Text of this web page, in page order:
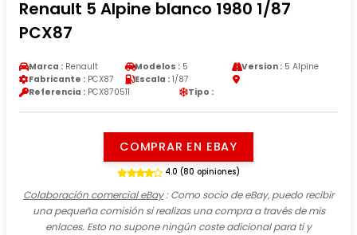
Renault 5 Alpine blanco 1980 1/87
PCX87
Marca : Renault Modelos : 5 Version :5 Alpine
Fabricante : PCX87 Escala : 1/87
Referencia : PCX870511 Tipo :
COMPRAR EN EBAY
4.0 (80 opiniones)
Colaboración comercial eBay: Como socio de eBay, puedo recibir
una pequeña comisión si realizas una compra a través de mis
enlaces. Esto no supone ningún coste adicional para ti y